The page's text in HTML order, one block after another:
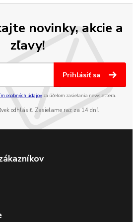
novinky, akcie a
zľavy!
Prihlásiť sa
osobných údajovza účelom zasielania newslettera.
odhlásiť. Zasielame raz za 14 dní.